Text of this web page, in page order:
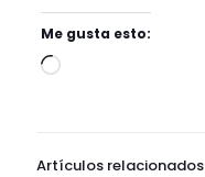
Me gusta esto:
Cargando...
Artículos relacionados